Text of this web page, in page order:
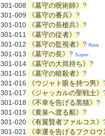
301-008
《墓守の呪術師》 ?
301-009
《墓守の番兵》 ?
301-010
《墓守の長槍兵》 ?
301-011
《墓守の従者》 ?
301-012
《墓守の監視者》 ? Rare
301-013 《墓守の長》 ? Super
301-014 《墓守の大筒持ち》 ?
301-015
《墓守の暗殺者》 ?
301-016
《ウジャト眼を持つ男》
301-017
《ジャッカルの聖戦士》
301-018 《不幸を告げる黒猫》 ?
301-019
《黄泉へ渡る船》 ?
301-020
《有翼賢者ファルコス》
301-021 《幸運を告げるフクロウ